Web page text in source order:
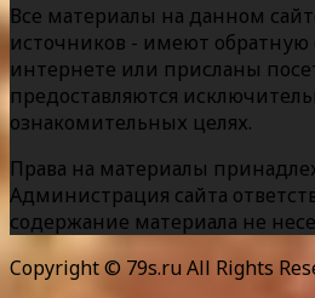
Все материалы на данном
источников - имеют обратную
интернете или присланы
предоставляются
ознакомительных целях.
Права на материалы
Администрация сайта
содержание материала не
Copyright © 79s.ru All Rights